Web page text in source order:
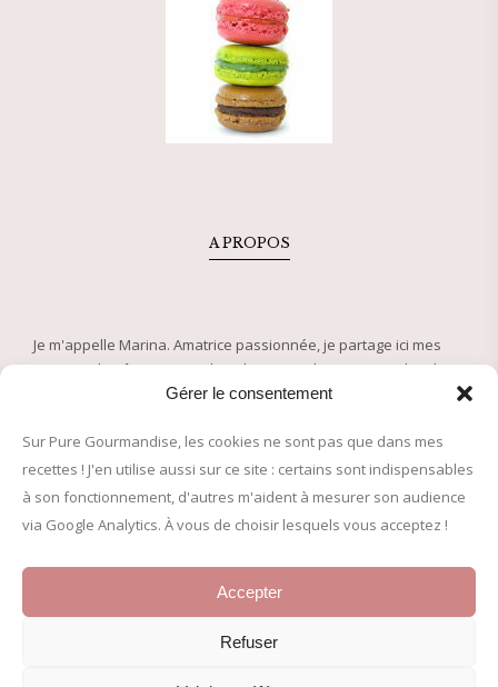
Gérer le consentement
Sur Pure Gourmandise, les cookies ne sont pas que dans mes
recettes ! J'en utilise aussi sur ce site : certains sont indispensables
à son fonctionnement, d'autres m'aident à mesurer son audience
via Google Analytics. À vous de choisir lesquels vous acceptez !
Accepter
Refuser
A PROPOS
Je m'appelle Marina. Amatrice passionnée, je partage ici mes
recettes de pâtisserie et plats de saison depuis 2005. Plus de
500 recettes approuvées pour régaler petits et grands !
INFORMATIONS LÉGALES
Politique de cookies (UE)